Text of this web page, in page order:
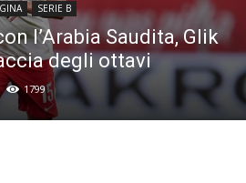
SERIE B
l’Arabia Saudita, Glik
degli ottavi
1799